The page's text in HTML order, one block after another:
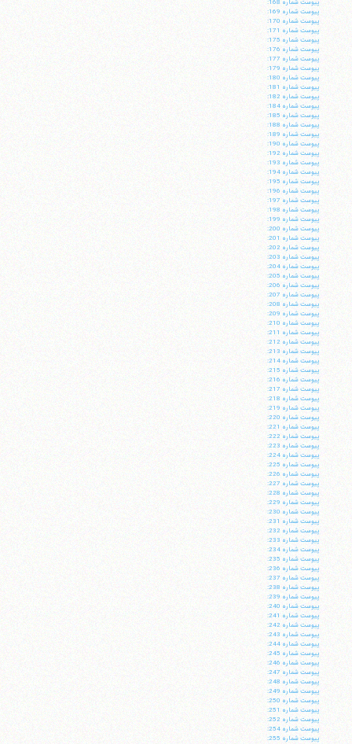
پيوست شماره 168:
پيوست شماره 169:
پيوست شماره 170:
پيوست شماره 171:
پيوست شماره 175:
پيوست شماره 176:
پيوست شماره 177:
پيوست شماره 179:
پيوست شماره 180:
پيوست شماره 181:
پيوست شماره 182:
پيوست شماره 184:
پيوست شماره 185:
پيوست شماره 188:
پيوست شماره 189:
پيوست شماره 190:
پيوست شماره 192:
پيوست شماره 193:
پيوست شماره 194:
پيوست شماره 195:
پيوست شماره 196:
پيوست شماره 197:
پيوست شماره 198:
پيوست شماره 199:
پيوست شماره 200:
پيوست شماره 201:
پيوست شماره 202:
پيوست شماره 203:
پيوست شماره 204:
پيوست شماره 205:
پيوست شماره 206:
پيوست شماره 207:
پيوست شماره 208:
پيوست شماره 209:
پيوست شماره 210:
پيوست شماره 211:
پيوست شماره 212:
پيوست شماره 213:
پيوست شماره 214:
پيوست شماره 215:
پيوست شماره 216:
پيوست شماره 217:
پيوست شماره 218:
پيوست شماره 219:
پيوست شماره 220:
پيوست شماره 221:
پيوست شماره 222:
پيوست شماره 223:
پيوست شماره 224:
پيوست شماره 225:
پيوست شماره 226:
پيوست شماره 227:
پيوست شماره 228:
پيوست شماره 229:
پيوست شماره 230:
پيوست شماره 231:
پيوست شماره 232:
پيوست شماره 233:
پيوست شماره 234:
پيوست شماره 235:
پيوست شماره 236:
پيوست شماره 237:
پيوست شماره 238:
پيوست شماره 239:
پيوست شماره 240:
پيوست شماره 241:
پيوست شماره 242:
پيوست شماره 243:
پيوست شماره 244:
پيوست شماره 245:
پيوست شماره 246:
پيوست شماره 247:
پيوست شماره 248:
پيوست شماره 249:
پيوست شماره 250:
پيوست شماره 251:
پيوست شماره 252:
پيوست شماره 254:
پيوست شماره 255: